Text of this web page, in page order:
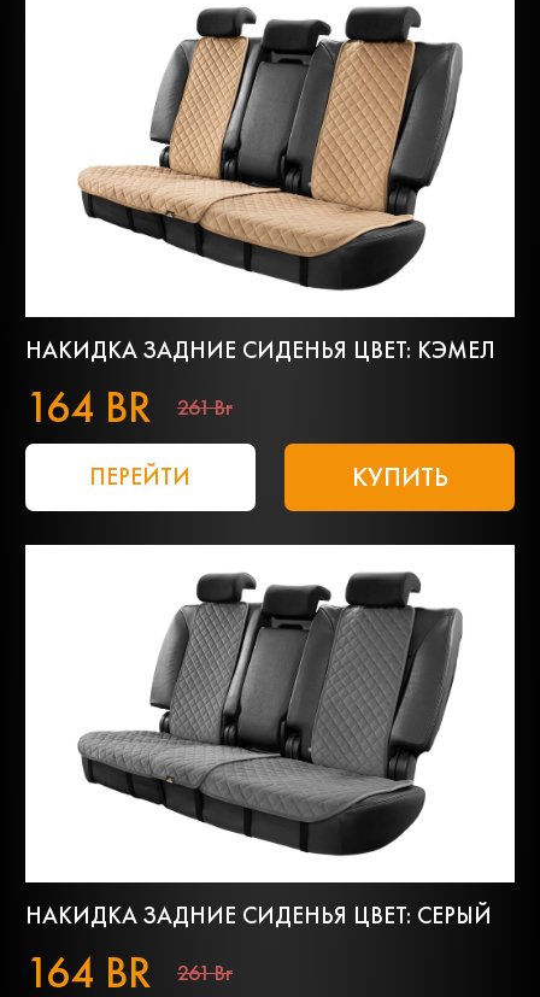
НАКИДКА ЗАДНИЕ СИДЕНЬЯ ЦВЕТ: КЭМЕЛ
164 BR 261 Br
ПЕРЕЙТИ КУПИТЬ
НАКИДКА ЗАДНИЕ СИДЕНЬЯ ЦВЕТ: СЕРЫЙ
164 BR 261 Br